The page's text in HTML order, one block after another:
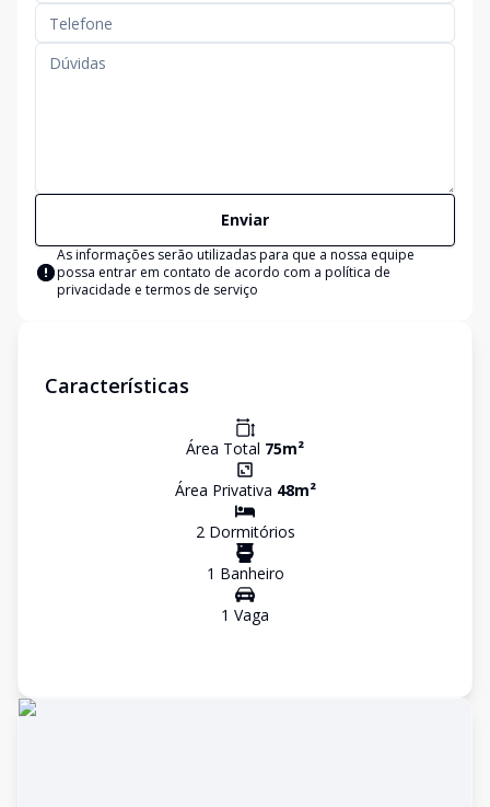
Enviar
As informações serão utilizadas para que a nossa equipe
possa entrar em contato de acordo com a política de
privacidade e termos de serviço
Características
Área Total 75m²
Área Privativa 48m²
2Dormitórios
1 Banheiro
1 Vaga